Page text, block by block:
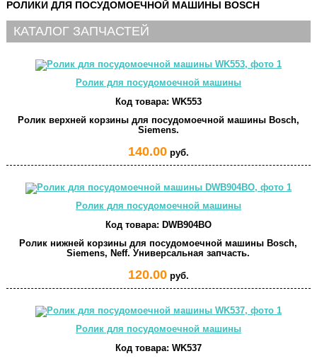
РОЛИКИ ДЛЯ ПОСУДОМОЕЧНОЙ МАШИНЫ BOSCH
КАТАЛОГ ЗАПЧАСТЕЙ
Ролик для посудомоечной машины
Код товара: WK553
Ролик верхней корзины для посудомоечной машины Bosch,
Siemens.
140.00руб.
Ролик для посудомоечной машины
Код товара: DWB904BO
Ролик нижней корзины для посудомоечной машины Bosch,
Siemens, Neff. Универсальная запчасть.
120.00руб.
Ролик для посудомоечной машины
Код товара: WK537